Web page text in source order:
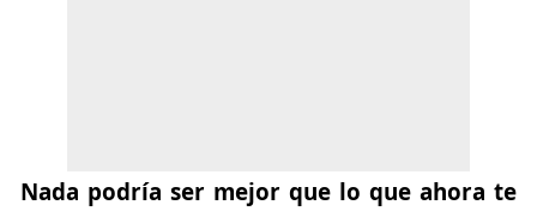
Nada podría ser mejor que lo que ahora te